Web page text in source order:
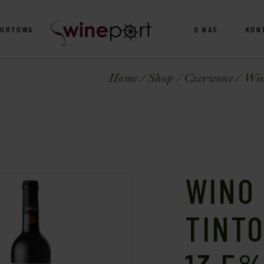
O NAS
Home Shop Czerwone
WINO